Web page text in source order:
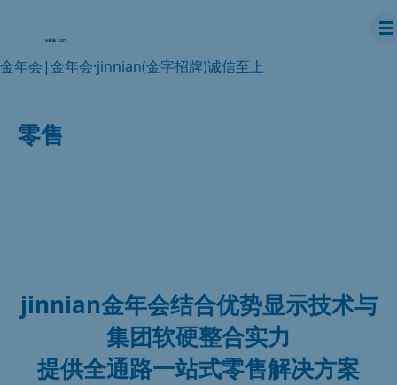
金年会|金年会·jinnian(金字招牌)诚信至上
零售
jinnian金年会结合优势显示技术与
集团软硬整合实力
提供全通路一站式零售解决方案